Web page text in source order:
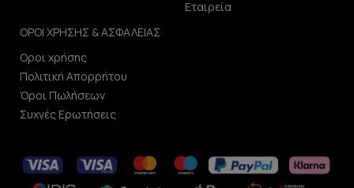
Εταιρεία
ΟΡΟΙ ΧΡΗΣΗΣ & ΑΣΦΑΛΕΙΑΣ
Οροι χρήσης
Πολιτική Απορρήτου
Όροι Πωλήσεων
Συχνές Ερωτήσεις